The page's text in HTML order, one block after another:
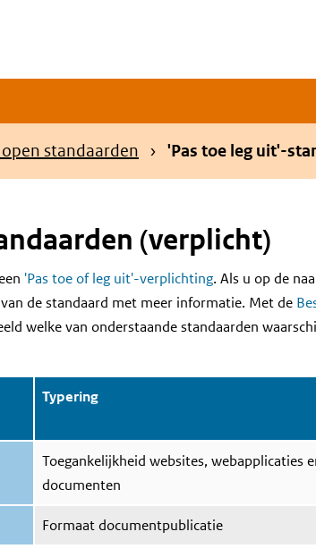
standaarden 'Pas toe leg uit'-
(verplicht)
'Pas toe of leg uit'-verplichting. Als u op de
de standaard met meer informatie. Met de
welke van onderstaande standaarden
Typering
Toegankelijkheid websites, webapplicaties
documenten
Formaat documentpublicatie